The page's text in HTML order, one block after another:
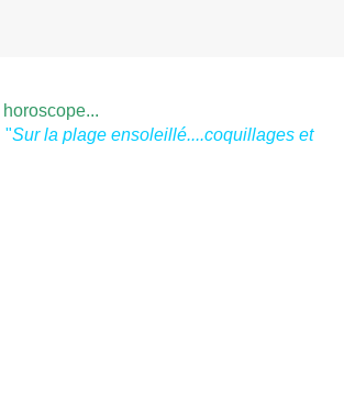
"Sur la plage ensoleillé....coquillages et